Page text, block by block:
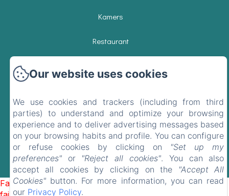
Kamers
Restaurant
Contact
EN FR NL
Mogelijk gemaakt met Amenitiz
Failed to load BookingEngine/index: Loading chunk 1322
Our website uses cookies
We use cookies and trackers (including from third
parties) to understand and optimize your browsing
experience and to deliver advertising messages based
on your browsing habits and profile. You can configure
or refuse cookies by clicking on "Set up my
preferences"or "Reject all cookies". You can also
accept all cookies by clicking on the
"Accept All
Cookies"button. For more information, you can read
our Privacy Policy.